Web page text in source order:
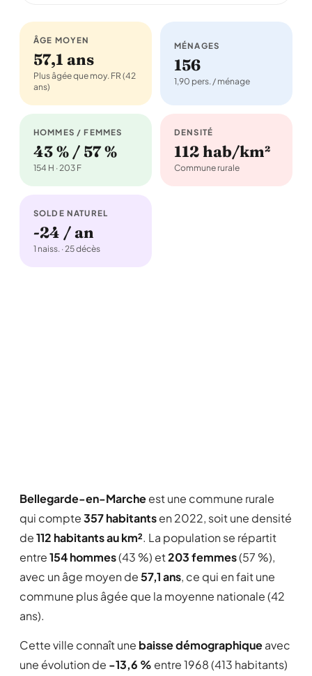
ÂGE MOYEN
57,1 ans
Plus âgée que moy. FR (42
ans)
MÉNAGES
156
1,90 pers. / ménage
HOMMES / FEMMES
43 % / 57 %
154 H · 203 F
DENSITÉ
112 hab/km²
Commune rurale
SOLDE NATUREL
-24 / an
1 naiss. · 25 décès
Bellegarde-en-Marcheest une commune rurale
qui compte357 habitantsen 2022, soit une densité
de112 habitants au km². La population se répartit
entre154 hommes(43 %) et203 femmes(57 %),
avec un âge moyen de57,1 ans, ce qui en fait une
commune plus âgée que la moyenne nationale (42
ans).
Cette ville connaît une baisse démographiqueavec
une évolution de -13,6 % entre 1968 (413 habitants)